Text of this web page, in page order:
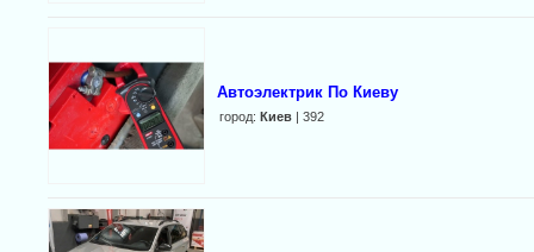
Автоэлектрик По Киеву
город: Киев | 392